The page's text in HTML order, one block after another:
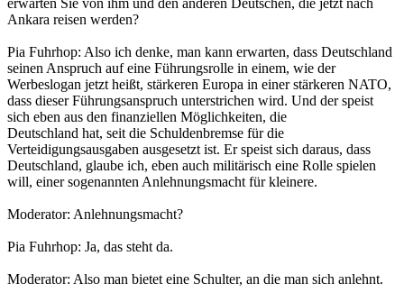
Ankara reisen werden?
Pia Fuhrhop: Also ich denke, man kann erwarten, dass Deutschland
seinen Anspruch auf eine Führungsrolle in einem, wie der
Werbeslogan jetzt heißt, stärkeren Europa in einer stärkeren NATO,
dass dieser Führungsanspruch unterstrichen wird. Und der speist
sich eben aus den finanziellen Möglichkeiten, die
Deutschland hat, seit die Schuldenbremse für die
Verteidigungsausgaben ausgesetzt ist. Er speist sich daraus, dass
Deutschland, glaube ich, eben auch militärisch eine Rolle spielen
will, einer sogenannten Anlehnungsmacht für kleinere.
Moderator: Anlehnungsmacht?
Pia Fuhrhop: Ja, das steht da.
Moderator: Also man bietet eine Schulter, an die man sich anlehnt.